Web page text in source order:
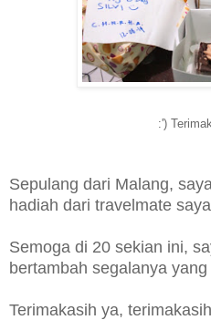
:')
Sepulang dari Malang,
hadiah dari travelmate
Semoga di 20 sekian ini,
bertambah segalanya
Terimakasih ya,